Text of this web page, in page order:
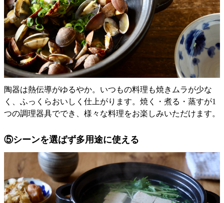
陶器は熱伝導がゆるやか。いつもの料理も焼きムラが少な
く、ふっくらおいしく仕上がります。焼く・煮る・蒸すが1
つの調理器具ででき、様々な料理をお楽しみいただけます。
⑤シーンを選ばず多用途に使える